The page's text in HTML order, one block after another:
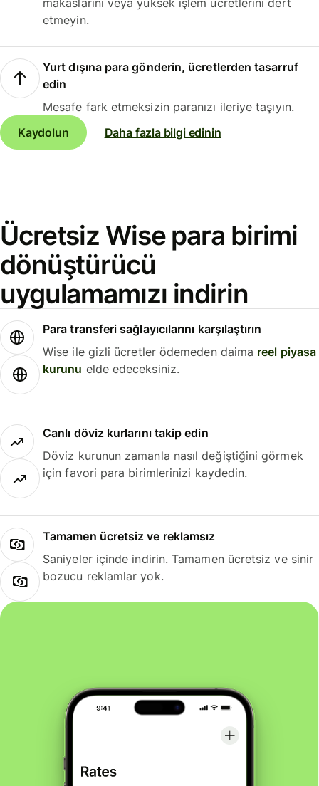
makaslarını veya yüksek işlem ücretlerini dert
etmeyin.
Yurt dışına para gönderin, ücretlerden tasarruf
edin
Mesafe fark etmeksizin paranızı ileriye taşıyın.
Kaydolun
Daha fazla bilgi edinin
Ücretsiz Wise para birimi
dönüştürücü
uygulamamızı indirin
Para transferi sağlayıcılarını karşılaştırın
Wise ile gizli ücretler ödemeden daima reel piyasa
kurunu elde edeceksiniz.
Canlı döviz kurlarını takip edin
Döviz kurunun zamanla nasıl değiştiğini görmek
için favori para birimlerinizi kaydedin.
Tamamen ücretsiz ve reklamsız
Saniyeler içinde indirin. Tamamen ücretsiz ve sinir
bozucu reklamlar yok.